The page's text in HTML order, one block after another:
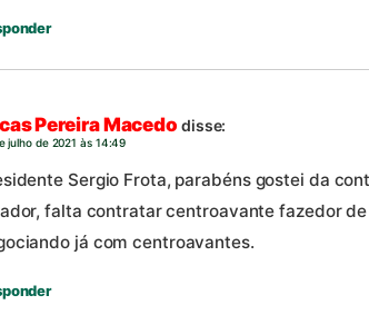
Pereira Macedo disse:
julho de 2021 às 14:49
Sergio Frota, parabéns gostei da
falta contratar centroavante fazedor
já com centroavantes.